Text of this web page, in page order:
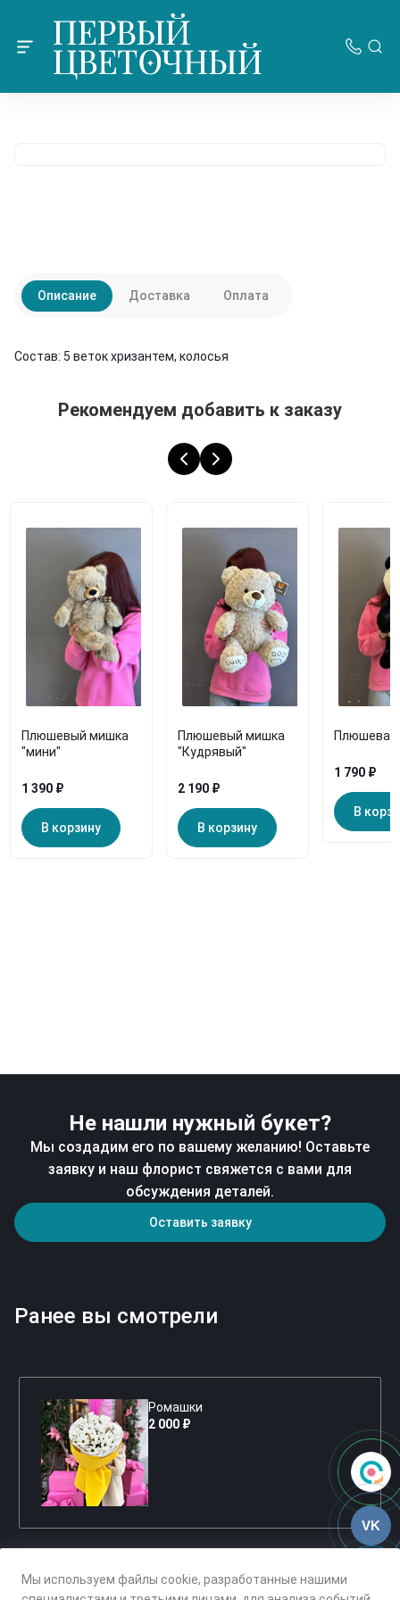
VK
Описание
Состав: 5 веток хризантем, колосья
Доставка Оплата
Рекомендуем добавить к заказу
Плюшевый мишка
"мини"
1 390 ₽
В корзину
Плюшевый мишка
"Кудрявый"
2 190 ₽
В корзину
Плюшевая
1 790 ₽
В
Не нашли нужный букет?
Мы создадим его по вашему желанию! Оставьте
заявку и наш флорист свяжется с вами для
обсуждения деталей.
Оставить заявку
Ранее вы смотрели
Ромашки
2 000 ₽
Мы используем файлы cookie, разработанные нашими